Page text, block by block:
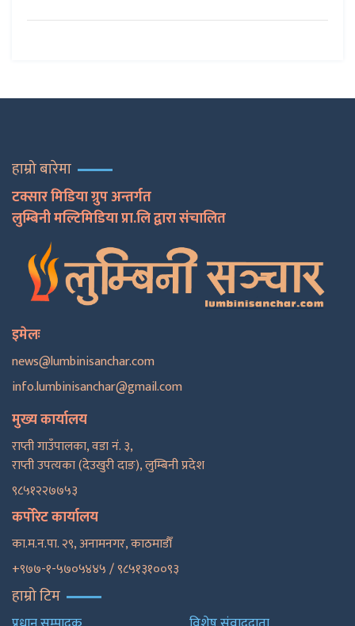
हाम्रो बारेमा
टक्सार मिडिया ग्रुप अन्तर्गत
लुम्बिनी मल्टिमिडिया प्रा.लि द्वारा संचालित
इमेलः
news@lumbinisanchar.com
info.lumbinisanchar@gmail.com
मुख्य कार्यालय
राप्ती गाउँपालका, वडा नं. ३,
राप्ती उपत्यका (देउखुरी दाङ), लुम्बिनी प्रदेश
९८५१२२७७५३
कर्पोरेट कार्यालय
का.म.न.पा. २९, अनामनगर, काठमाडाैँ
+९७७-१-५७०५४४५ / ९८५१३१००९३
हाम्रो टिम